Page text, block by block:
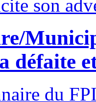
défaite
du